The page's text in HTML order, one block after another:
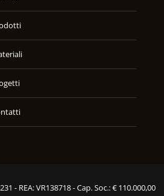
- REA: VR138718 - Cap. Soc.: € 110.000,00